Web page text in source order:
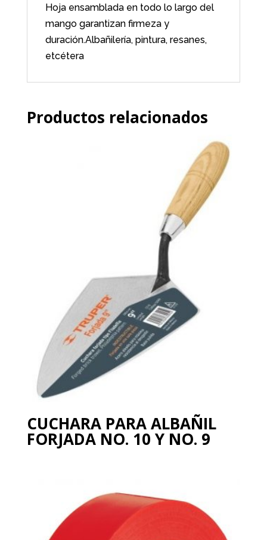
Hoja ensamblada en todo lo largo del
mango garantizan firmeza y
duración.Albañilería, pintura, resanes,
etcétera
Productos relacionados
CUCHARA PARA ALBAÑIL
FORJADA NO. 10 Y NO. 9